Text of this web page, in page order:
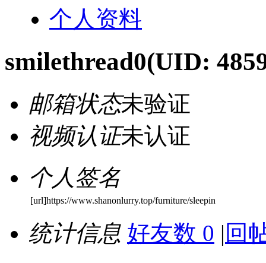
个人资料
smilethread0(UID:
邮箱状态未验证
视频认证未认证
个人签名
[url]https://www.shanonlurry.top/furniture/sleepin
统计信息 好友数 0 | 回